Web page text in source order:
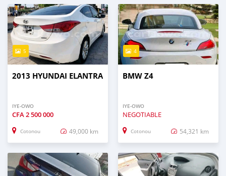
5
2013 HYUNDAI ELANTRA
IYE-OWO
CFA2 500 000
Cotonou 49,000 km
4
BMW Z4
IYE-OWO
NEGOTIABLE
Cotonou 54,321 km